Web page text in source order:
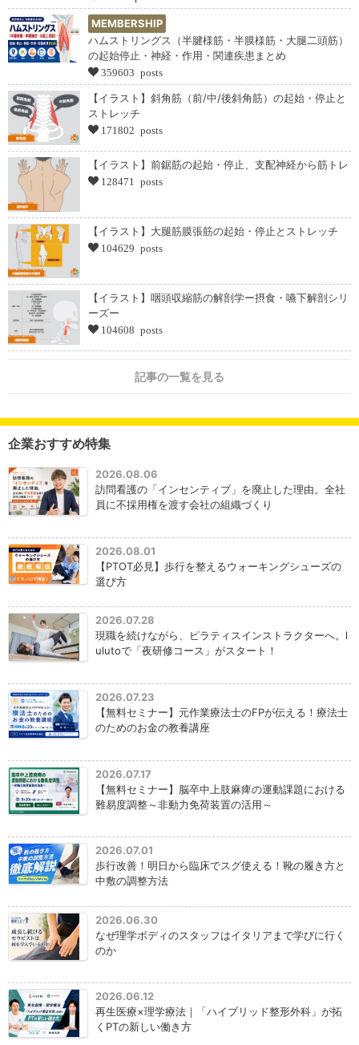
MEMBERSHIP
ハムストリングス（半腱様筋・半膜様筋・大腿二頭筋）
の起始停止・神経・作用・関連疾患まとめ
359603 posts
【イラスト】斜角筋（前/中/後斜角筋）の起始・停止と
ストレッチ
171802 posts
【イラスト】前鋸筋の起始・停止、支配神経から筋トレ
128471 posts
【イラスト】大腿筋膜張筋の起始・停止とストレッチ
104629 posts
【イラスト】咽頭収縮筋の解剖学ー摂食・嚥下解剖シリ
ーズー
104608 posts
記事の一覧を見る
企業おすすめ特集
2026.08.06
訪問看護の「インセンティブ」を廃止した理由。全社
員に不採用権を渡す会社の組織づくり
2026.08.01
【PTOT必見】歩行を整えるウォーキングシューズの
選び方
2026.07.28
現職を続けながら、ピラティスインストラクターへ。l
ulutoで「夜研修コース」がスタート！
2026.07.23
【無料セミナー】元作業療法士のFPが伝える！療法士
のためのお金の教養講座
2026.07.17
【無料セミナー】脳卒中上肢麻痺の運動課題における
難易度調整～非動力免荷装置の活用～
2026.07.01
歩行改善！明日から臨床でスグ使える！靴の履き方と
中敷の調整方法
2026.06.30
なぜ理学ボディのスタッフはイタリアまで学びに行く
のか
2026.06.12
再生医療×理学療法｜「ハイブリッド整形外科」が拓
くPTの新しい働き方